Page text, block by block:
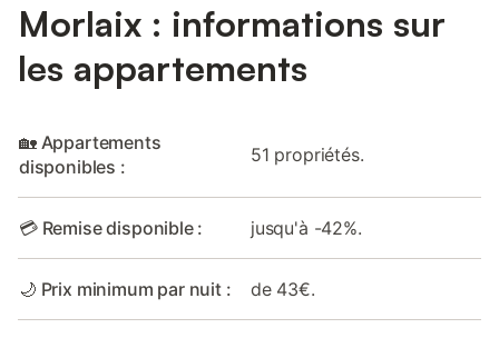
Morlaix : informations sur
les appartements
🏡 Appartements
disponibles :
51 propriétés.
💳 Remise disponible : jusqu'à -42%.
🌙 Prix minimum par nuit : de 43€.